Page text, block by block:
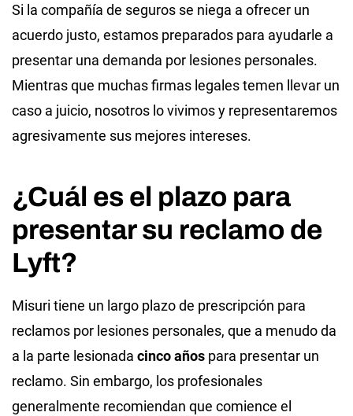
Si la compañía de seguros se niega a ofrecer un
acuerdo justo, estamos preparados para ayudarle a
presentar una demanda por lesiones personales.
Mientras que muchas firmas legales temen llevar un
caso a juicio, nosotros lo vivimos y representaremos
agresivamente sus mejores intereses.
¿Cuál es el plazo para
presentar su reclamo de
Lyft?
Misuri tiene un largo plazo de prescripción para
reclamos por lesiones personales, que a menudo da
a la parte lesionada cinco años para presentar un
reclamo. Sin embargo, los profesionales
generalmente recomiendan que comience el